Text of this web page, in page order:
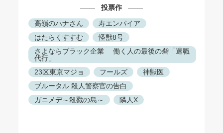
投票作
高嶺のハナさん
寿エンパイア
はたらくすすむ
怪獣8号
さよならブラック企業 働く人の最後の砦「退職
代行」
23区東京マジョ
フールズ
神獣医
ブルータル 殺人警察官の告白
ガニメデ～殺戮の島～
隣人X